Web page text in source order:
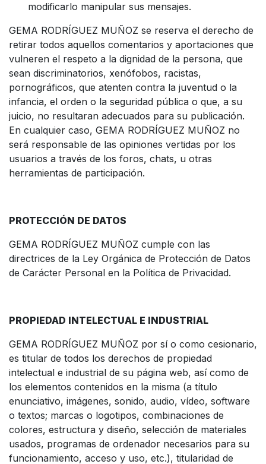
modificarlo manipular sus mensajes.
GEMA RODRÍGUEZ MUÑOZ se reserva el derecho de
retirar todos aquellos comentarios y aportaciones que
vulneren el respeto a la dignidad de la persona, que
sean discriminatorios, xenófobos, racistas,
pornográficos, que atenten contra la juventud o la
infancia, el orden o la seguridad pública o que, a su
juicio, no resultaran adecuados para su publicación.
En cualquier caso, GEMA RODRÍGUEZ MUÑOZ no
será responsable de las opiniones vertidas por los
usuarios a través de los foros, chats, u otras
herramientas de participación.
PROTECCIÓN DE DATOS
GEMA RODRÍGUEZ MUÑOZ cumple con las
directrices de la Ley Orgánica de Protección de Datos
de Carácter Personal en la Política de Privacidad.
PROPIEDAD INTELECTUAL E INDUSTRIAL
GEMA RODRÍGUEZ MUÑOZ por sí o como cesionario,
es titular de todos los derechos de propiedad
intelectual e industrial de su página web, así como de
los elementos contenidos en la misma (a título
enunciativo, imágenes, sonido, audio, vídeo, software
o textos; marcas o logotipos, combinaciones de
colores, estructura y diseño, selección de materiales
usados, programas de ordenador necesarios para su
funcionamiento, acceso y uso, etc.), titularidad de